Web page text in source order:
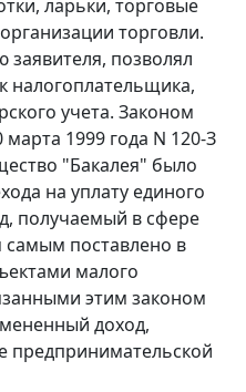
ларьки, торговые
торговли.
позволял
налогоплательщика,
учета. Законом
1999 года N 120-З
"Бакалея" было
на уплату единого
получаемый в сфере
самым поставлено в
малого
этим законом
доход,
предпринимательской